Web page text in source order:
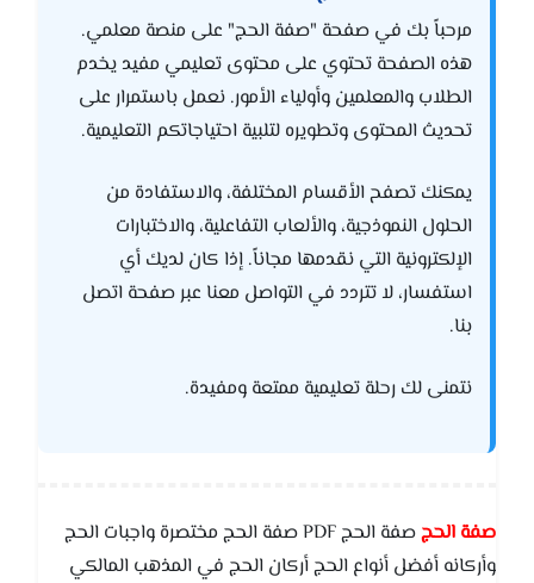
مرحباً بك في صفحة "صفة الحج" على منصة معلمي.
هذه الصفحة تحتوي على محتوى تعليمي مفيد يخدم
الطلاب والمعلمين وأولياء الأمور. نعمل باستمرار على
تحديث المحتوى وتطويره لتلبية احتياجاتكم التعليمية.
يمكنك تصفح الأقسام المختلفة، والاستفادة من
الحلول النموذجية، والألعاب التفاعلية، والاختبارات
الإلكترونية التي نقدمها مجاناً. إذا كان لديك أي
استفسار، لا تتردد في التواصل معنا عبر صفحة اتصل
بنا.
نتمنى لك رحلة تعليمية ممتعة ومفيدة.
صفة الحج
صفة الحج PDF صفة الحج مختصرة واجبات الحج
وأركانه أفضل أنواع الحج أركان الحج في المذهب المالكي